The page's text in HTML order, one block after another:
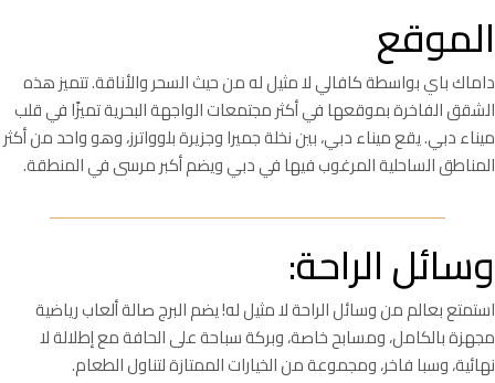
الموقع
داماك باي بواسطة كافالي لا مثيل له من حيث السحر والأناقة. تتميز هذه
الشقق الفاخرة بموقعها في أكثر مجتمعات الواجهة البحرية تميزًا في قلب
ميناء دبي. يقع ميناء دبي، بين نخلة جميرا وجزيرة بلوواترز، وهو واحد من أكثر
المناطق الساحلية المرغوب فيها في دبي ويضم أكبر مرسى في المنطقة.
وسائل الراحة:
استمتع بعالم من وسائل الراحة لا مثيل له! يضم البرج صالة ألعاب رياضية
مجهزة بالكامل، ومسابح خاصة، وبركة سباحة على الحافة مع إطلالة لا
نهائية، وسبا فاخر، ومجموعة من الخيارات الممتازة لتناول الطعام.